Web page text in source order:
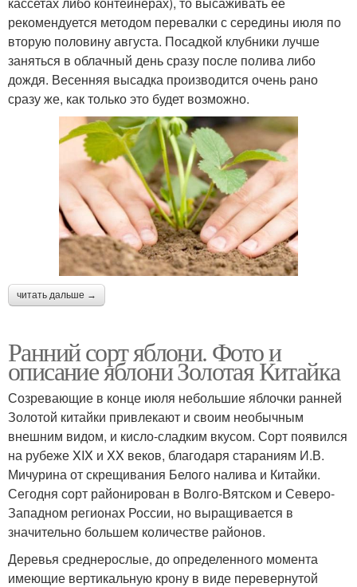
рекомендуется методом перевалки с середины июля по
вторую половину августа. Посадкой клубники лучше
заняться в облачный день сразу после полива либо
дождя. Весенняя высадка производится очень рано
сразу же, как только это будет возможно.
читать дальше →
Ранний сорт яблони. Фото и
описание яблони Золотая Китайка
Созревающие в конце июля небольшие яблочки ранней
Золотой китайки привлекают и своим необычным
внешним видом, и кисло-сладким вкусом. Сорт появился
на рубеже XIX и XX веков, благодаря стараниям И.В.
Мичурина от скрещивания Белого налива и Китайки.
Сегодня сорт районирован в Волго-Вятском и Северо-
Западном регионах России, но выращивается в
значительно большем количестве районов.
Деревья среднерослые, до определенного момента
имеющие вертикальную крону в виде перевернутой